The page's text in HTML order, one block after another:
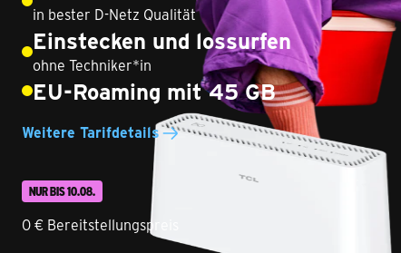
in bester D-Netz Qualität
Einstecken und lossurfen
ohne Techniker*in
EU-Roaming mit 45 GB
Weitere Tarifdetails
NUR BIS 10.08.
0 € Bereitstellungspreis